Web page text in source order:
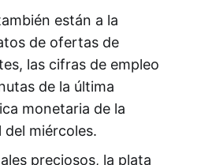
están a la
de ofertas de
las cifras de empleo
de la última
monetaria de la
del miércoles.
preciosos, la plata